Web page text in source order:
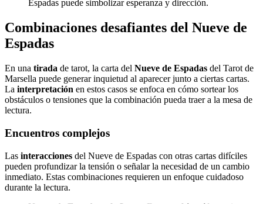
Espadas puede simbolizar esperanza y dirección.
Combinaciones desafiantes del Nueve de
Espadas
En una tirada de tarot, la carta del Nueve de Espadas del Tarot de
Marsella puede generar inquietud al aparecer junto a ciertas cartas.
La interpretación en estos casos se enfoca en cómo sortear los
obstáculos o tensiones que la combinación pueda traer a la mesa de
lectura.
Encuentros complejos
Las interacciones del Nueve de Espadas con otras cartas difíciles
pueden profundizar la tensión o señalar la necesidad de un cambio
inmediato. Estas combinaciones requieren un enfoque cuidadoso
durante la lectura.